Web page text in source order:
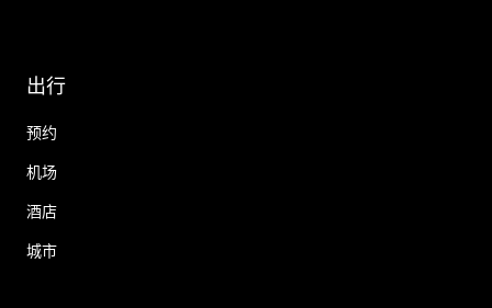
出行
预约
机场
酒店
城市